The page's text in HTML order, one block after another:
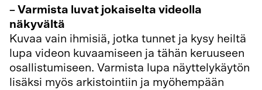
– Varmista luvat jokaiselta videolla
näkyvältä
Kuvaa vain ihmisiä, jotka tunnet ja kysy heiltä
lupa videon kuvaamiseen ja tähän keruuseen
osallistumiseen. Varmista lupa näyttelykäytön
lisäksi myös arkistointiin ja myöhempään